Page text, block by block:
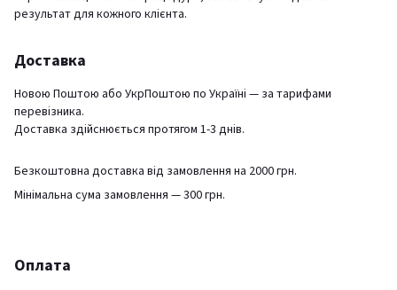
результат для кожного клієнта.
Доставка
Новою Поштою або УкрПоштою по Україні — за тарифами
перевізника.
Доставка здійснюється протягом 1-3 днів.
Безкоштовна доставка від замовлення на 2000 грн.
Мінімальна сума замовлення — 300 грн.
Оплата